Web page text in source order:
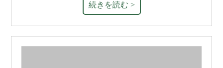
続きを読む >